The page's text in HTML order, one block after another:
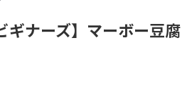
ギナーズ】マーボー豆腐